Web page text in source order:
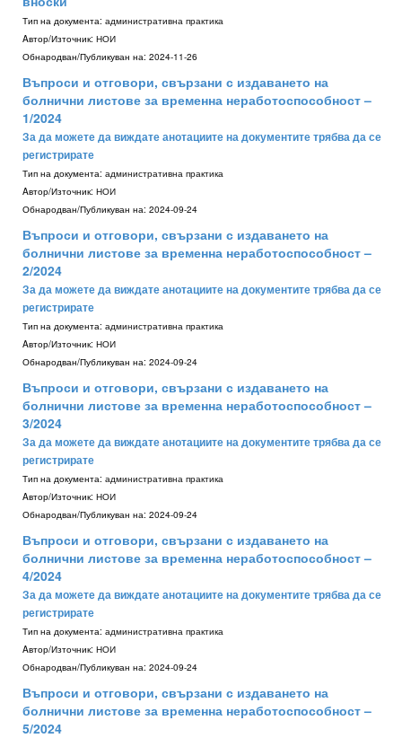
Тип на документа: административна практика
Aвтор/Източник: НОИ
Обнародван/Публикуван на: 2024-11-26
Въпроси и отговори, свързани с издаването на
болнични листове за временна неработоспособност –
1/2024
За да можете да виждате анотациите на документите трябва да се
регистрирате
Тип на документа: административна практика
Aвтор/Източник: НОИ
Обнародван/Публикуван на: 2024-09-24
Въпроси и отговори, свързани с издаването на
болнични листове за временна неработоспособност –
2/2024
За да можете да виждате анотациите на документите трябва да се
регистрирате
Тип на документа: административна практика
Aвтор/Източник: НОИ
Обнародван/Публикуван на: 2024-09-24
Въпроси и отговори, свързани с издаването на
болнични листове за временна неработоспособност –
3/2024
За да можете да виждате анотациите на документите трябва да се
регистрирате
Тип на документа: административна практика
Aвтор/Източник: НОИ
Обнародван/Публикуван на: 2024-09-24
Въпроси и отговори, свързани с издаването на
болнични листове за временна неработоспособност –
4/2024
За да можете да виждате анотациите на документите трябва да се
регистрирате
Тип на документа: административна практика
Aвтор/Източник: НОИ
Обнародван/Публикуван на: 2024-09-24
Въпроси и отговори, свързани с издаването на
болнични листове за временна неработоспособност –
5/2024